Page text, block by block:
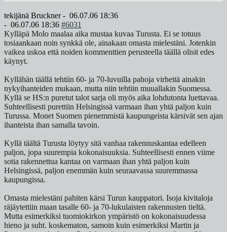
tekijänä Bruckner- 06.07.06 18:36
- 06.07.06 18:36 #6031
Kylläpä Molo maalaa aika mustaa kuvaa Turusta. Ei se totuus
tosiaankaan noin synkkä ole, ainakaan omasta mielestäni. Jotenkin
vaikea uskoa että noiden kommenttien perusteella täällä olisit edes
käynyt.
Kyllähän täällä tehtiin 60- ja 70-luvuilla pahoja virheitä ainakin
nykyihanteiden mukaan, mutta niin tehtiin muuallakin Suomessa.
Kyllä se HS:n puretut talot sarja oli myös aika lohdutonta luettavaa.
Suhteellisesti purettiin Helsingissä varmaan ihan yhtä paljon kuin
Turussa. Monet Suomen pienemmistä kaupungeista kärsivät sen ajan
ihanteista ihan samalla tavoin.
Kyllä täältä Turusta löytyy sitä vanhaa rakennuskantaa edelleen
paljon, jopa suurempia kokonaisuuksia. Suhteellisesti ennen viime
sotia rakennettua kantaa on varmaan ihan yhtä paljon kuin
Helsingissä, paljon enemmän kuin seuraavassa suuremmassa
kaupungissa.
Omasta mielestäni pahiten kärsi Turun kauppatori. Isoja kivitaloja
räjäytettiin maan tasalle 60- ja 70-lukulaisten rakennusten tieltä.
Mutta esimerkiksi tuomiokirkon ympäristö on kokonaisuudessa
hieno ja suht. koskematon, samoin kuin esimerkiksi Martin ja